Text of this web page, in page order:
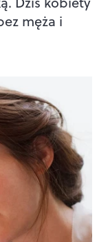
męża i